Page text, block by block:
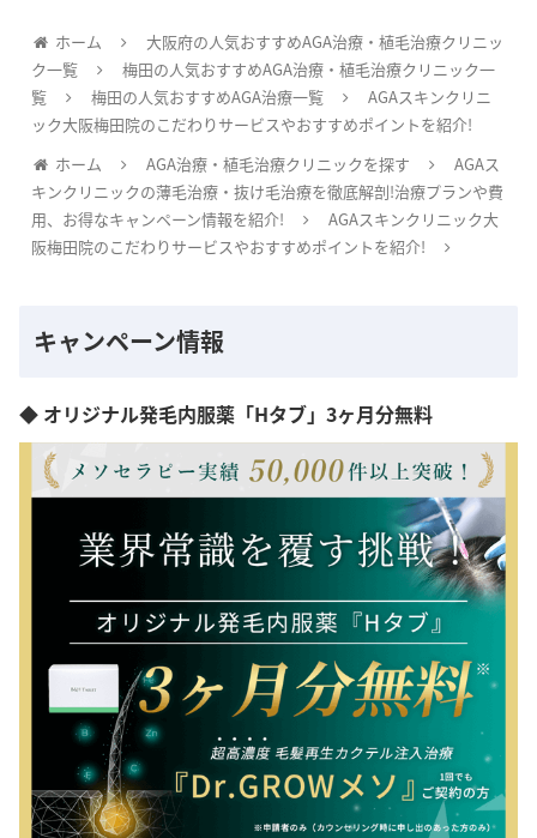
ホーム
大阪府の人気おすすめAGA治療・植毛治療クリニッ
ク一覧
梅田の人気おすすめAGA治療・植毛治療クリニック一
覧
梅田の人気おすすめAGA治療一覧
AGAスキンクリニ
ック大阪梅田院のこだわりサービスやおすすめポイントを紹介!
ホーム
AGA治療・植毛治療クリニックを探す
AGAス
キンクリニックの薄毛治療・抜け毛治療を徹底解剖!治療プランや費
用、お得なキャンペーン情報を紹介!
AGAスキンクリニック大
阪梅田院のこだわりサービスやおすすめポイントを紹介!
キャンペーン情報
◆ オリジナル発毛内服薬「Hタブ」3ヶ月分無料